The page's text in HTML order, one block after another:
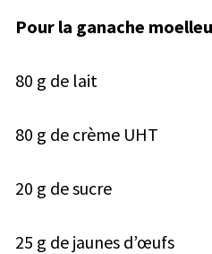
Pour la ganache
80 g de lait
80 g de crème UHT
20 g de sucre
25 g de jaunes d’œufs